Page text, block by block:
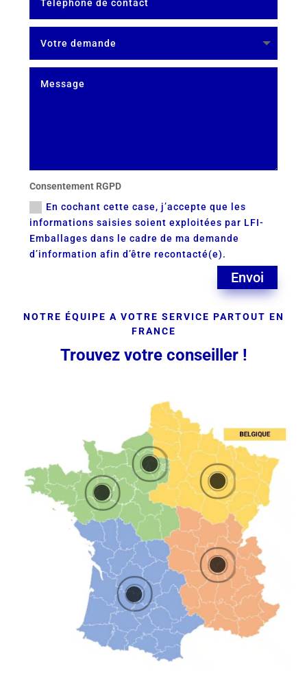
Consentement RGPD
En cochant cette case, j’accepte que les
informations saisies soient exploitées par LFI-
Emballages dans le cadre de ma demande
d’information afin d’être recontacté(e).
Envoi
NOTRE ÉQUIPE A VOTRE SERVICE PARTOUT EN
FRANCE
Trouvez votre conseiller !




